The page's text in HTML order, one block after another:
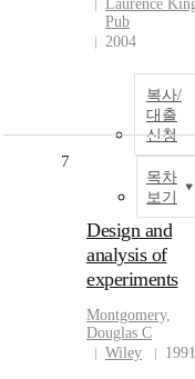
Laurence
Pub
2004
복사/
대출
신청
목차
보기
7
Design and
analysis of
experiments
Montgomery,
Douglas C
Wiley
1991